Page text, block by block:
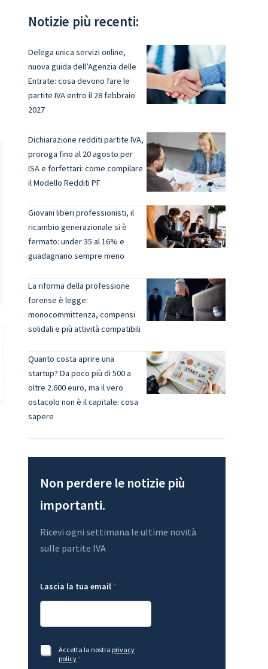
Notizie più recenti:
Delega unica servizi online,
nuova guida dell’Agenzia delle
Entrate: cosa devono fare le
partite IVA entro il 28 febbraio
2027
Dichiarazione redditi partite IVA,
proroga fino al 20 agosto per
ISA e forfettari: come compilare
il Modello Redditi PF
Giovani liberi professionisti, il
ricambio generazionale si è
fermato: under 35 al 16% e
guadagnano sempre meno
La riforma della professione
forense è legge:
monocommittenza, compensi
solidali e più attività compatibili
Quanto costa aprire una
startup? Da poco più di 500 a
oltre 2.600 euro, ma il vero
ostacolo non è il capitale: cosa
sapere
Non perdere le notizie più
importanti.
Ricevi ogni settimana le ultime novità
sulle partite IVA
m
L
s
c
a
a
a
t
Lascia la tua email *
A
c
Accetta la nostra privacy
policy*